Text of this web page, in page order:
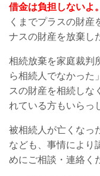
借金は負担しないよ
くまでプラスの財産
ナスの財産を放棄し
相続放棄を家庭裁判
ら相続人でなかった
スの財産を相続しな
れている方もいらっ
被相続人が亡くなっ
なども、事情により
めにご相談・連絡く